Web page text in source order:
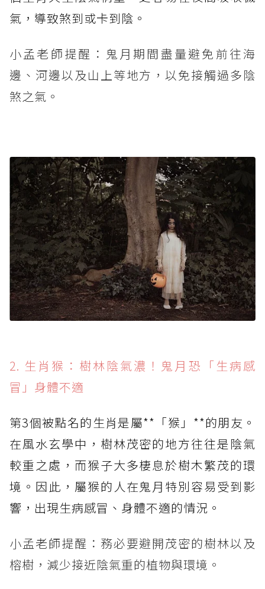
氣，導致煞到或卡到陰。
小孟老師提醒：鬼月期間盡量避免前往海
邊、河邊以及山上等地方，以免接觸過多陰
煞之氣。
2. 生肖猴：樹林陰氣濃！鬼月恐「生病感
冒」身體不適
第3個被點名的生肖是屬**「猴」**的朋友。
在風水玄學中，樹林茂密的地方往往是陰氣
較重之處，而猴子大多棲息於樹木繁茂的環
境。因此，屬猴的人在鬼月特別容易受到影
響，出現生病感冒、身體不適的情況。
小孟老師提醒：務必要避開茂密的樹林以及
榕樹，減少接近陰氣重的植物與環境。